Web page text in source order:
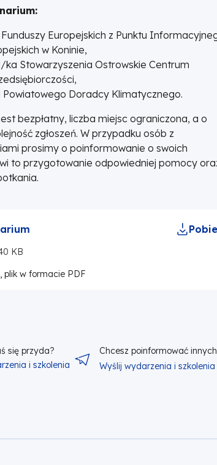
Europejskich z Punktu
w Koninie,
Stowarzyszenia Ostrowskie Centrum
Doradcy Klimatycznego.
bezpłatny, liczba miejsc ograniczona, a o
zgłoszeń. W przypadku osób z
prosimy o poinformowanie o swoich
to przygotowanie odpowiedniej pomocy
KB
plik w formacie PDF
się przyda?
i szkolenia
Chcesz poinformować
Wyślij wydarzenia i szkolenia